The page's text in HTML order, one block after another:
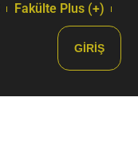
Fakülte Plus (+)
GIRIŞ